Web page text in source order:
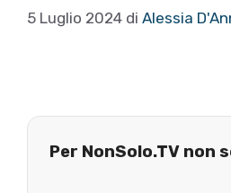
5 Luglio 2024 di Alessia
Per NonSolo.TV non